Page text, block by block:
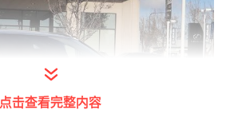
点击查看完整内容